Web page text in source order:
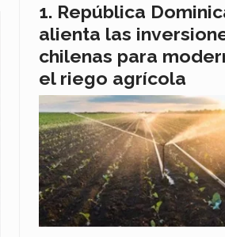
República
alienta las
chilenas para
el riego agrícola